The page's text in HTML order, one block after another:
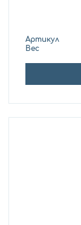
Артикул
Вес